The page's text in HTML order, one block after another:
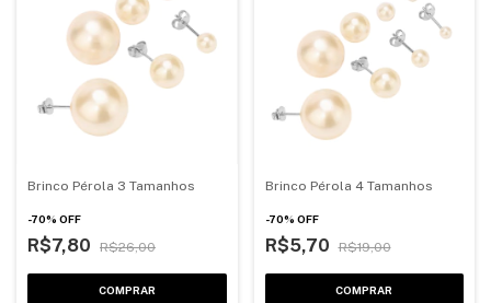
Brinco Pérola 3 Tamanhos
-70% OFF
R$7,80 R$26,00
COMPRAR
Brinco Pérola 4 Tamanhos
-70% OFF
R$5,70 R$19,00
COMPRAR